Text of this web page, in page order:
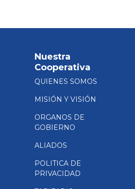
Nuestra
Cooperativa
QUIENES SOMOS
MISIÓN Y VISIÓN
ORGANOS DE
GOBIERNO
ALIADOS
POLITICA DE
PRIVACIDAD